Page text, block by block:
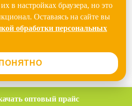
в настройках браузера, но это
Оставаясь на сайте вы
обработки персональных
ПОНЯТНО
оптовый прайс